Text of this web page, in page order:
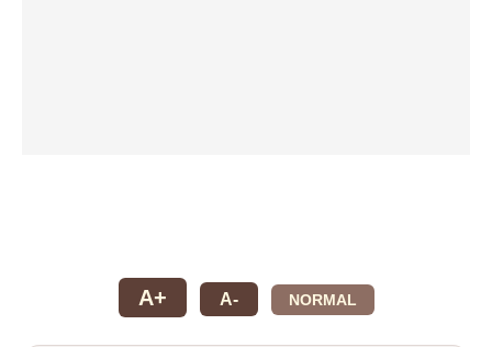
A+ A- NORMAL